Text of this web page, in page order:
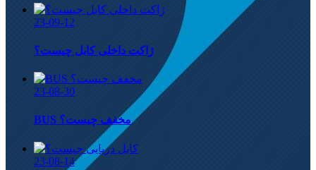
23-09-12
ژاکت داخلی کابل چیست؟
23-08-30
BUS مخفف چیست؟
23-08-14